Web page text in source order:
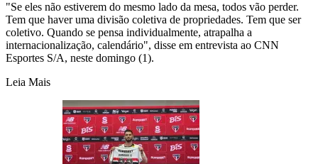
"Se eles não estiverem do mesmo lado da mesa, todos vão perder.
Tem que haver uma divisão coletiva de propriedades. Tem que ser
coletivo. Quando se pensa individualmente, atrapalha a
internacionalização, calendário", disse em entrevista ao CNN
Esportes S/A, neste domingo (1).
Leia Mais